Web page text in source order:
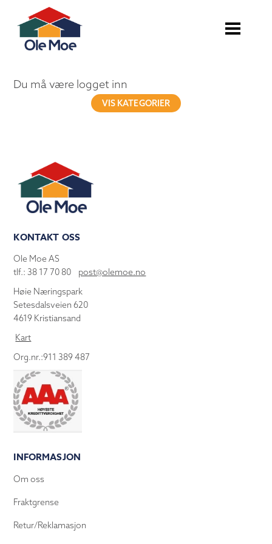
Du må være logget inn
VIS KATEGORIER
KONTAKT OSS
Ole Moe AS
tlf.: 38 17 70 80 post@olemoe.no
Høie Næringspark
Setesdalsveien 620
4619 Kristiansand
Kart
Org.nr.:911 389 487
INFORMASJON
Om oss
Fraktgrense
Retur/Reklamasjon